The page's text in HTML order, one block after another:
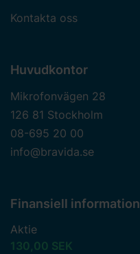
Kontakta oss
Huvudkontor
Mikrofonvägen 28
126 81 Stockholm
08-695 20 00
info@bravida.se
Finansiell information
Aktie
130,00 SEK